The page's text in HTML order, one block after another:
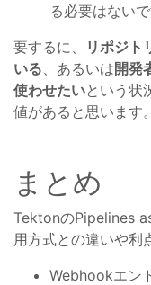
る必要はないで
要するに、
リポジト
いる 、あるいは開発
使わせたいという状
値があると思います。
まとめ
TektonのPipelines
用方式との違いや利
Webhookエン